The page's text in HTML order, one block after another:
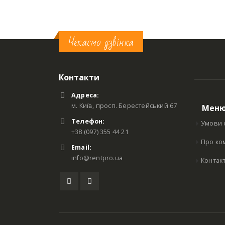
Чекаємо дзвінка
Контакти
Адреса:
м. Київ, просп. Берестейський 67
Телефон:
+38 (097) 355 44 21
Email:
info@rentpro.ua
Умови
Про